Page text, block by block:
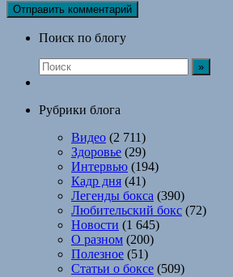
Поиск по блогу
Рубрики блога
Видео (2 711)
Здоровье (29)
Интервью (194)
Кадр дня (41)
Легенды бокса (390)
Любительский бокс (72)
Новости (1 645)
О разном (200)
Полезное (51)
Статьи о боксе (509)